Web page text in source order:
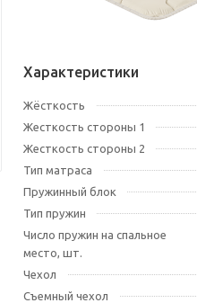
Характеристики
Жёсткость
Жесткость стороны 1
Жесткость стороны 2
Тип матраса
Пружинный блок
Тип пружин
Число пружин на спальное
место, шт.
Чехол
Съемный чехол